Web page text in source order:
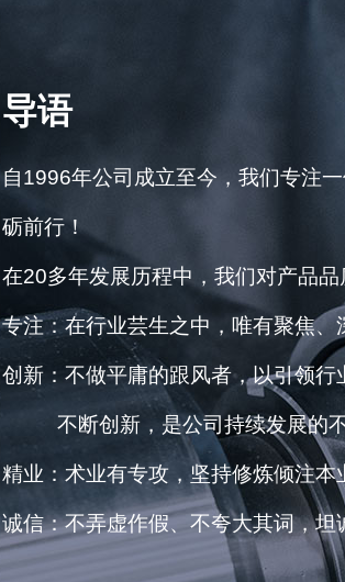
导语
自1996年公司成立至今，我们专注
砺前行！
在20多年发展历程中，我们对产品
专注：在行业芸生之中，唯有聚焦
创新：不做平庸的跟风者，以引领行
不断创新，是公司持续发展的不
精业：术业有专攻，坚持修炼倾注本
诚信：不弄虚作假、不夸大其词，坦